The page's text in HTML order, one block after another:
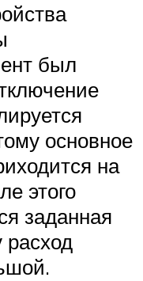
был
основное
на
этого
заданная
расход